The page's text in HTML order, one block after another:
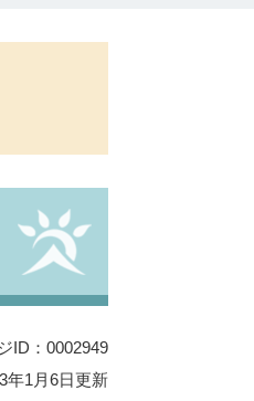
ID：0002949
年1月6日更新